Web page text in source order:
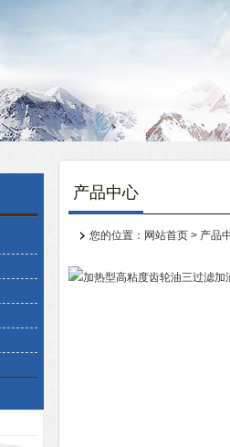
产品中心
您的位置： 网站首页 > 产品